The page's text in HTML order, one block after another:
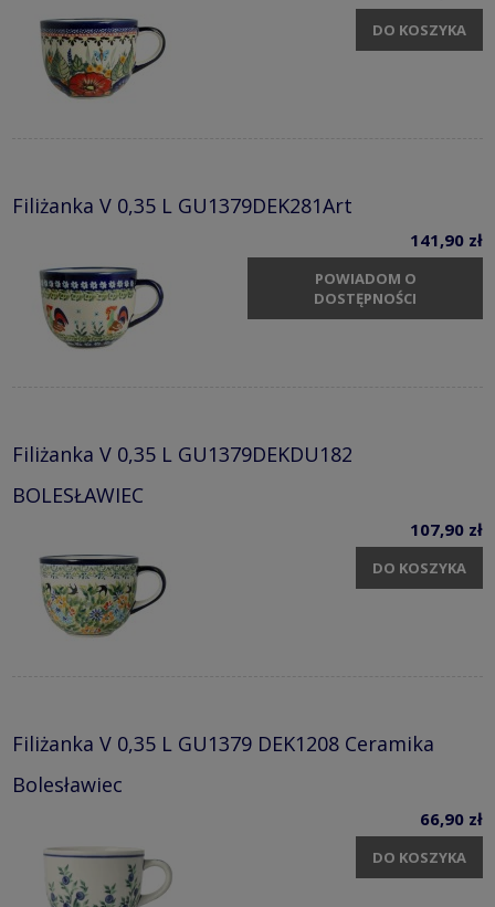
DO KOSZYKA
Filiżanka V 0,35 L GU1379DEK281Art
141,90 zł
POWIADOM O
DOSTĘPNOŚCI
Filiżanka V 0,35 L GU1379DEKDU182
BOLESŁAWIEC
107,90 zł
DO KOSZYKA
Filiżanka V 0,35 L GU1379 DEK1208 Ceramika
Bolesławiec
66,90 zł
DO KOSZYKA